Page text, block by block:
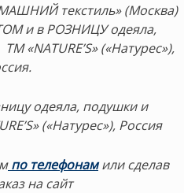
текстиль» (Москва)
и в РОЗНИЦУ одеяла,
«NATURE’S» («Натурес»),
одеяла, подушки и
(«Натурес»), Россия
по телефонам или сделав
на сайт